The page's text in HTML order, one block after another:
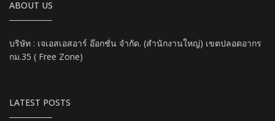
ABOUT US
บริษัท : เจเอสเอสอาร์ อ๊อกชั่น จำกัด. (สำนักงานใหญ่) เขตปลอดอากร
กม.35 ( Free Zone)
LATEST POSTS